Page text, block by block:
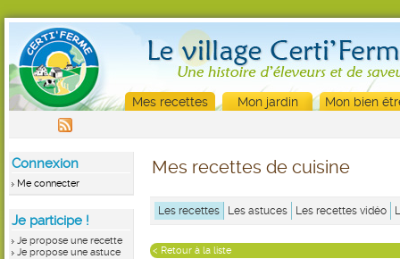
Mes recettes Mon jardin Mon bien
Connexion
Me connecter
Je participe !
Je propose une recette
Je propose une astuce
Mes recettes de cuisine
Les recettes Les astuces Les recettes vidéo
< Retour à la liste